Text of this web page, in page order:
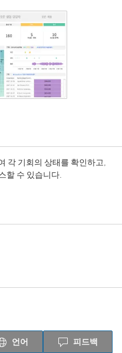
각 기회의 상태를 확인하고,
할 수 있습니다.
언어 피드백